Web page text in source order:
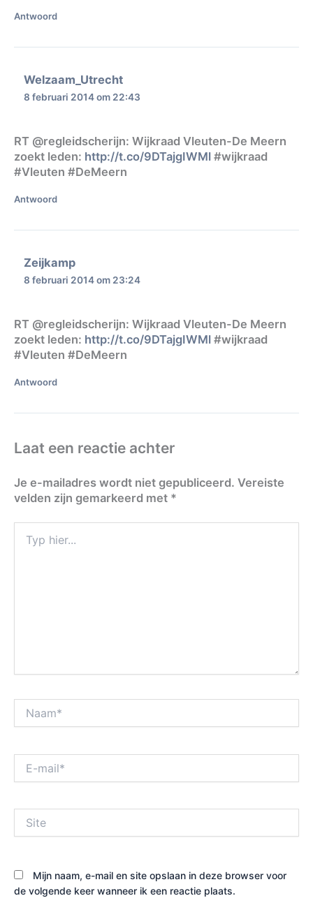
Antwoord
Welzaam_Utrecht
8 februari 2014 om 22:43
RT @regleidscherijn: Wijkraad Vleuten-De Meern
zoekt leden: http://t.co/9DTajgIWMl #wijkraad
#Vleuten #DeMeern
Antwoord
Zeijkamp
8 februari 2014 om 23:24
RT @regleidscherijn: Wijkraad Vleuten-De Meern
zoekt leden: http://t.co/9DTajgIWMl #wijkraad
#Vleuten #DeMeern
Antwoord
Laat een reactie achter
Je e-mailadres wordt niet gepubliceerd. Vereiste
velden zijn gemarkeerd met *
hier...
mail*
Mijn naam, e-mail en site opslaan in deze browser voor
de volgende keer wanneer ik een reactie plaats.